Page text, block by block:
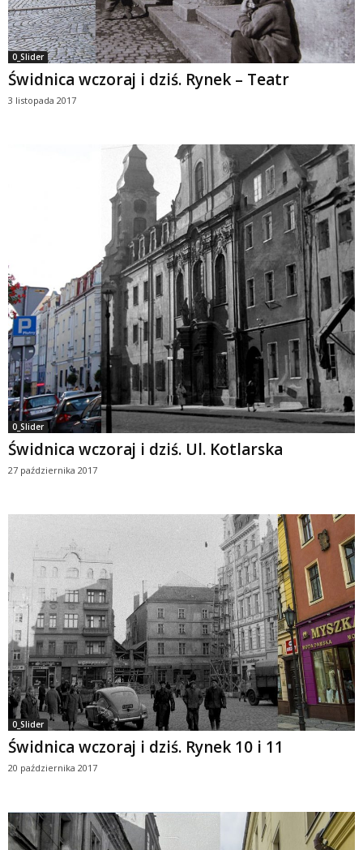
0_Slider
Świdnica wczoraj i dziś. Rynek – Teatr
3 listopada 2017
0_Slider
Świdnica wczoraj i dziś. Ul. Kotlarska
27 października 2017
0_Slider
Świdnica wczoraj i dziś. Rynek 10 i 11
20 października 2017